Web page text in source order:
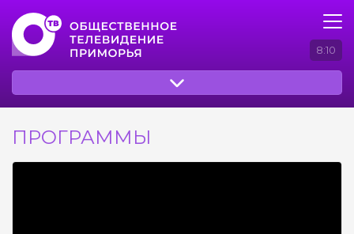
8:10
ПРОГРАММЫ